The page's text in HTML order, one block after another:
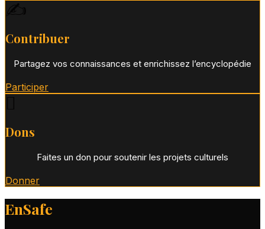
Contribuer
Partagez vos connaissances et enrichissez l’encyclopédie
Participer
Dons
Faites un don pour soutenir les projets culturels
Donner
EnSafe